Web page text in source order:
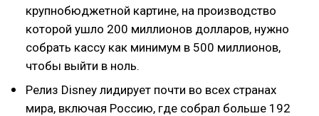
крупнобюджетной картине, на производство
которой ушло 200 миллионов долларов, нужно
собрать кассу как минимум в 500 миллионов,
чтобы выйти в ноль.
Релиз Disney лидирует почти во всех странах
мира, включая Россию, где собрал больше 192